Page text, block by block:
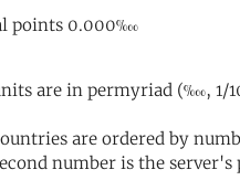
are in permyriad (‱, 1/
are ordered by
number is the